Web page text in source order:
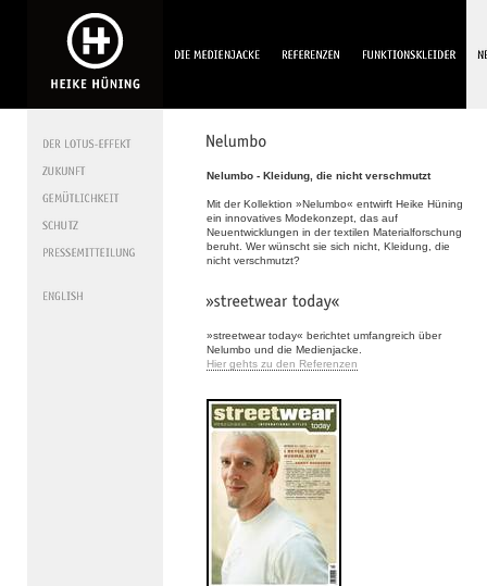
Nelumbo - Kleidung, die nicht verschmutzt
Mit der Kollektion »Nelumbo« entwirft Heike Hüning
ein innovatives Modekonzept, das auf
Neuentwicklungen in der textilen Materialforschung
beruht. Wer wünscht sie sich nicht, Kleidung, die
nicht verschmutzt?
»streetwear today« berichtet umfangreich über
Nelumbo und die Medienjacke.
Hier gehts zu den Referenzen